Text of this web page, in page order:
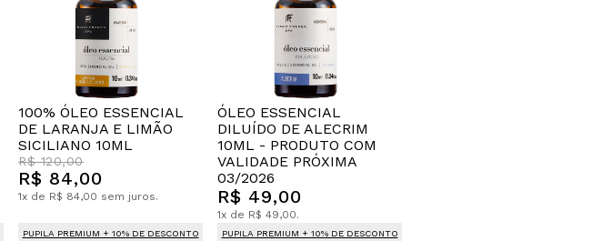
100% ÓLEO ESSENCIAL
DE LARANJA E LIMÃO
SICILIANO 10ML
R$ 120,00
R$ 84,00
1x de R$ 84,00 sem juros.
PUPILA PREMIUM + 10% DE DESCONTO
ÓLEO ESSENCIAL
DILUÍDO DE ALECRIM
10ML - PRODUTO COM
VALIDADE PRÓXIMA
03/2026
R$ 49,00
1x de R$ 49,00.
PUPILA PREMIUM + 10% DE DESCONTO